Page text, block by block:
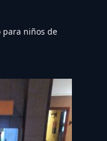
para niños de